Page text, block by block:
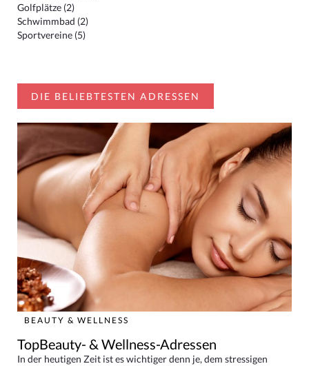
Golfplätze (2)
Schwimmbad (2)
Sportvereine (5)
DIE BELIEBTESTEN ADRESSEN
BEAUTY & WELLNESS
TopBeauty- & Wellness-Adressen
In der heutigen Zeit ist es wichtiger denn je, dem stressigen